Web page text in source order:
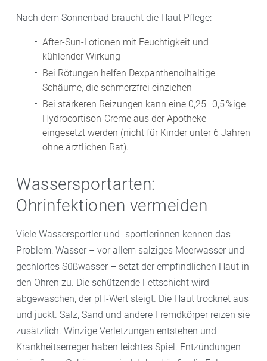
Nach dem Sonnenbad braucht die Haut Pflege:
After-Sun-Lotionen mit Feuchtigkeit und
kühlender Wirkung
Bei Rötungen helfen Dexpanthenolhaltige
Schäume, die schmerzfrei einziehen
Bei stärkeren Reizungen kann eine 0,25–0,5 %ige
Hydrocortison-Creme aus der Apotheke
eingesetzt werden (nicht für Kinder unter 6 Jahren
ohne ärztlichen Rat).
Wassersportarten:
Ohrinfektionen vermeiden
Viele Wassersportler und -sportlerinnen kennen das
Problem: Wasser – vor allem salziges Meerwasser und
gechlortes Süßwasser – setzt der empfindlichen Haut in
den Ohren zu. Die schützende Fettschicht wird
abgewaschen, der pH-Wert steigt. Die Haut trocknet aus
und juckt. Salz, Sand und andere Fremdkörper reizen sie
zusätzlich. Winzige Verletzungen entstehen und
Krankheitserreger haben leichtes Spiel. Entzündungen